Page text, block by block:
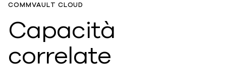
COMMVAULT CLOUD
Capacità
correlate